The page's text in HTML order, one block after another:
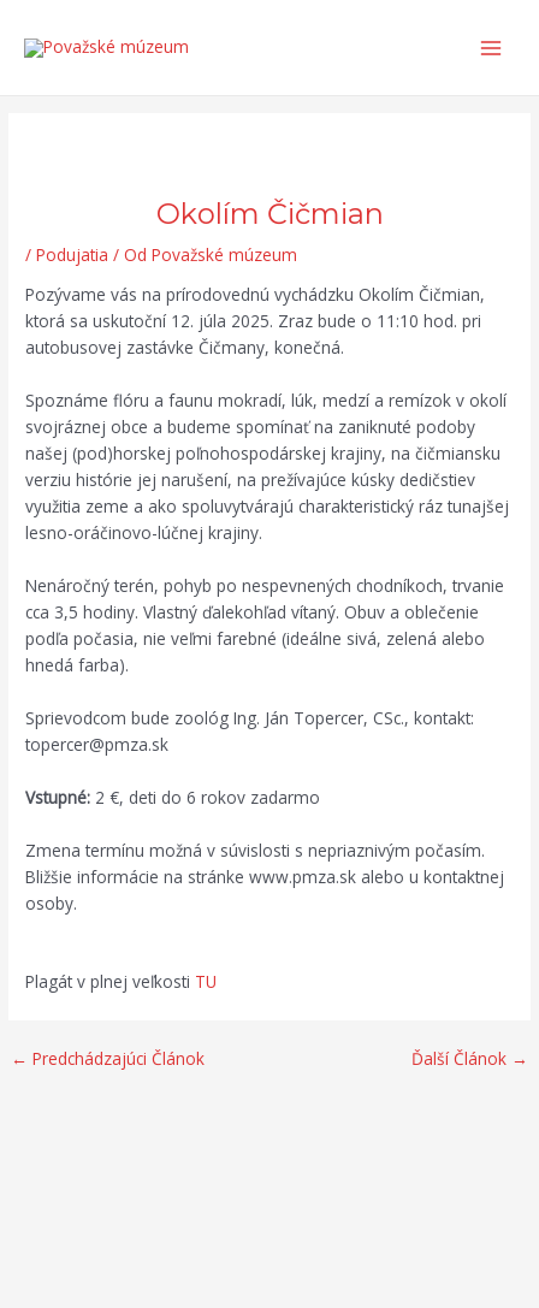
obsah
Okolím Čičmian
/Podujatia / Od Považské múzeum
Pozývame vás na prírodovednú vychádzku Okolím Čičmian,
ktorá sa uskutoční 12. júla 2025. Zraz bude o 11:10 hod. pri
autobusovej zastávke Čičmany, konečná.
Spoznáme flóru a faunu mokradí, lúk, medzí a remízok v okolí
svojráznej obce a budeme spomínať na zaniknuté podoby
našej (pod)horskej poľnohospodárskej krajiny, na čičmiansku
verziu histórie jej narušení, na prežívajúce kúsky dedičstiev
využitia zeme a ako spoluvytvárajú charakteristický ráz tunajšej
lesno-oráčinovo-lúčnej krajiny.
Nenáročný terén, pohyb po nespevnených chodníkoch, trvanie
cca 3,5 hodiny. Vlastný ďalekohľad vítaný. Obuv a oblečenie
podľa počasia, nie veľmi farebné (ideálne sivá, zelená alebo
hnedá farba).
Sprievodcom bude zoológ Ing. Ján Topercer, CSc., kontakt:
topercer@pmza.sk
Vstupné: 2 €, deti do 6 rokov zadarmo
Zmena termínu možná v súvislosti s nepriaznivým počasím.
Bližšie informácie na stránke www.pmza.sk alebo u kontaktnej
osoby.
Plagát v plnej veľkosti TU
navigation
← Predchádzajúci Článok Ďalší Článok →